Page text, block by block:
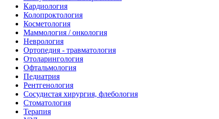
Кардиология
Колопроктология
Косметология
Маммология / онкология
Неврология
Ортопедия - травматология
Отоларингология
Офтальмология
Педиатрия
Рентгенология
Сосудистая хирургия, флебология
Стоматология
Терапия